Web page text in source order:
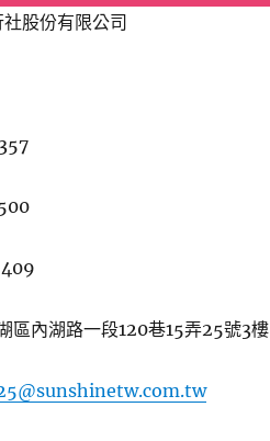
股份有限公司
區內湖路一段120巷15弄25號3樓